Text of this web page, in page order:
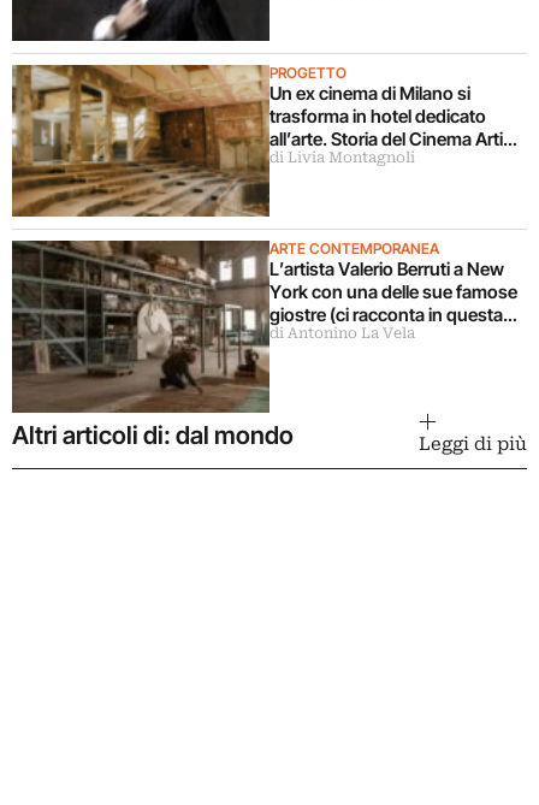
PROGETTO
Un ex cinema di Milano si
trasforma in hotel dedicato
all’arte. Storia del Cinema Arti
che diventa Soho House
di Livia Montagnoli
ARTE CONTEMPORANEA
L’artista Valerio Berruti a New
York con una delle sue famose
giostre (ci racconta in questa
intervista)
di Antonino La Vela
Altri articoli di: dal mondo Leggi di più